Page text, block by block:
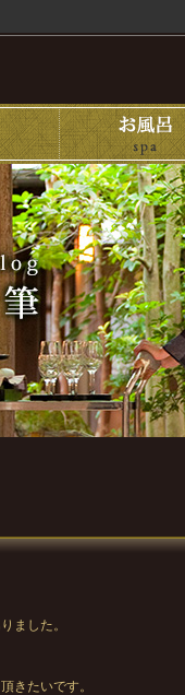
ました。
きたいです。